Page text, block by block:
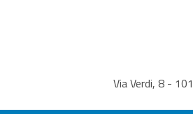
Via Verdi, 8 -